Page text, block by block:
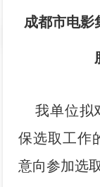
成都市电影
我单位拟
保选取工作
意向参加选